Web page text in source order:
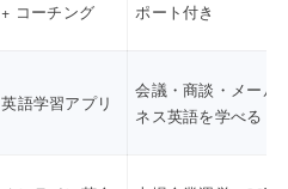
+ コーチング
ポート付き
英語学習アプリ
会議・商談・メール
ネス英語を学べる